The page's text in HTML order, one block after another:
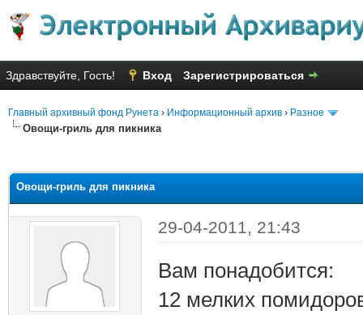
Здравствуйте, Гость! Вход Зарегистрироваться
Главный архивный фонд Рунета › Информационный архив › Разное
Овощи-гриль для пикника
Овощи-гриль для пикника
29-04-2011, 21:43
Вам понадобится:
12 мелких